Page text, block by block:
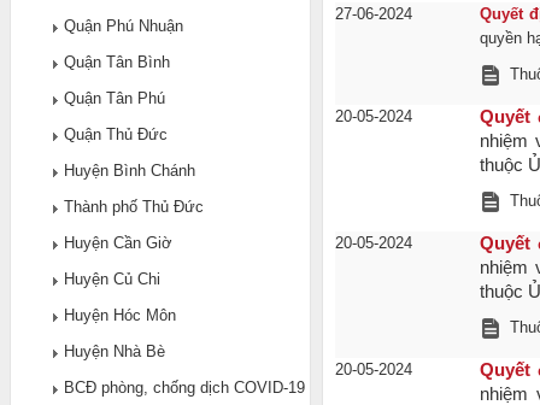
Quận Phú Nhuận
Quận Tân Bình
Quận Tân Phú
Quận Thủ Đức
Huyện Bình Chánh
Thành phố Thủ Đức
Huyện Cần Giờ
Huyện Củ Chi
Huyện Hóc Môn
Huyện Nhà Bè
BCĐ phòng, chống dịch COVID-19
27-06-2024
Quyết
quyền
20-05-2024
Quyết
nhiệm
thuộc
20-05-2024
Quyết
nhiệm
thuộc
20-05-2024
Quyết
nhiệm